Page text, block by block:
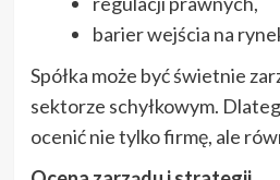
barier wejścia na
Spółka może być świetnie
sektorze schyłkowym.
ocenić nie tylko firmę, ale